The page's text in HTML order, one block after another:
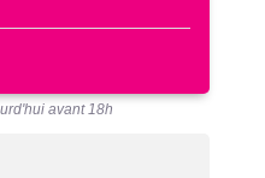
avant 18h